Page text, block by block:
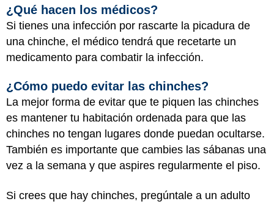
¿Qué hacen los médicos?
Si tienes una infección por rascarte la picadura de
una chinche, el médico tendrá que recetarte un
medicamento para combatir la infección.
¿Cómo puedo evitar las chinches?
La mejor forma de evitar que te piquen las chinches
es mantener tu habitación ordenada para que las
chinches no tengan lugares donde puedan ocultarse.
También es importante que cambies las sábanas una
vez a la semana y que aspires regularmente el piso.
Si crees que hay chinches, pregúntale a un adulto